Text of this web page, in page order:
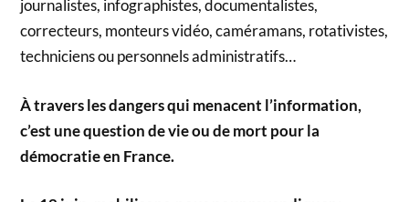
journalistes, infographistes, documentalistes,
correcteurs, monteurs vidéo, caméramans, rotativistes,
techniciens ou personnels administratifs…
À travers les dangers qui menacent l’information,
c’est une question de vie ou de mort pour la
démocratie en France.